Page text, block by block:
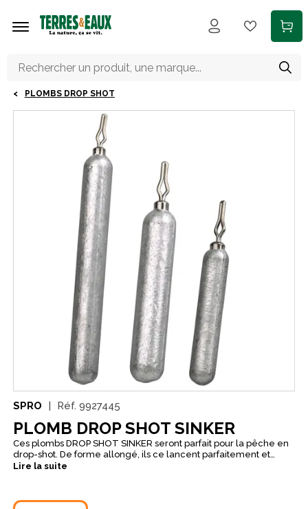
PLOMBS DROP SHOT
SPRO Réf. 9927445
PLOMB DROP SHOT SINKER
Ces plombs DROP SHOT SINKER seront parfait pour la pêche en
drop-shot. De forme allongé, ils ce lancent parfaitement et
permette d'atteindre de plus longue distance. Ils peuvent se
Lire la suite